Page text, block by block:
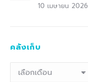
10 เมษายน 2026
คลังเก็บ
เก็บ